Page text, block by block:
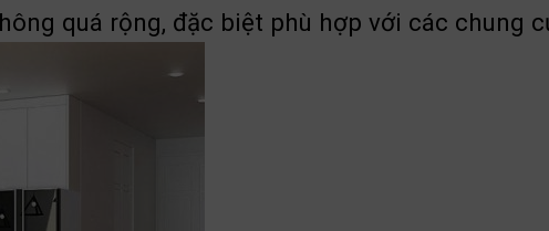
quá rộng, đặc biệt phù hợp với các chung